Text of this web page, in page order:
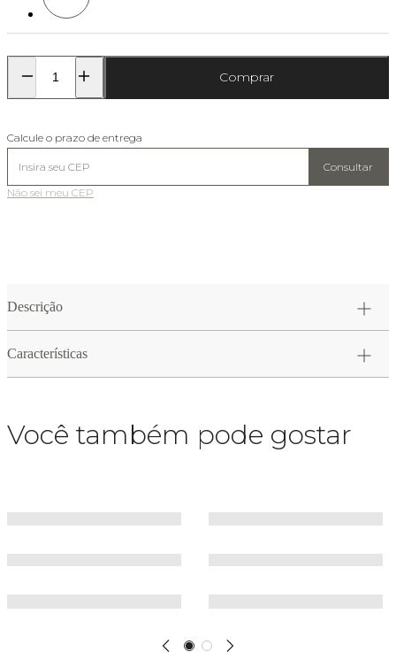
Comprar
Calcule o prazo de entrega
Consultar
Não sei meu CEP
Descrição
Características
Você também pode gostar